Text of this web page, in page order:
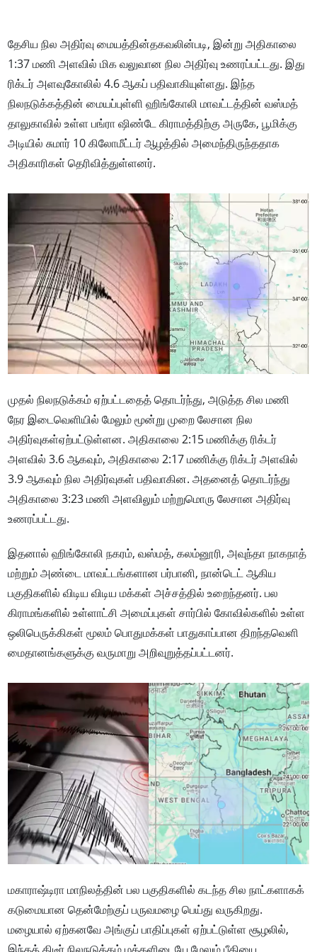
தேசிய நில அதிர்வு மையத்தின்தகவலின்படி, இன்று அதிகாலை
1:37 மணி அளவில் மிக வலுவான நில அதிர்வு உணரப்பட்டது. இது
ரிக்டர் அளவுகோலில் 4.6 ஆகப் பதிவாகியுள்ளது. இந்த
நிலநடுக்கத்தின் மையப்புள்ளி ஹிங்கோலி மாவட்டத்தின் வஸ்மத்
தாலுகாவில் உள்ள பங்ரா ஷிண்டே கிராமத்திற்கு அருகே, பூமிக்கு
அடியில் சுமார் 10 கிலோமீட்டர் ஆழத்தில் அமைந்திருந்ததாக
அதிகாரிகள் தெரிவித்துள்ளனர்.
முதல் நிலநடுக்கம் ஏற்பட்டதைத் தொடர்ந்து, அடுத்த சில மணி
நேர இடைவெளியில் மேலும் மூன்று முறை லேசான நில
அதிர்வுகள்ஏற்பட்டுள்ளன. அதிகாலை 2:15 மணிக்கு ரிக்டர்
அளவில் 3.6 ஆகவும், அதிகாலை 2:17 மணிக்கு ரிக்டர் அளவில்
3.9 ஆகவும் நில அதிர்வுகள் பதிவாகின. அதனைத் தொடர்ந்து
அதிகாலை 3:23 மணி அளவிலும் மற்றுமொரு லேசான அதிர்வு
உணரப்பட்டது.
இதனால் ஹிங்கோலி நகரம், வஸ்மத், கலம்னூரி, அவுந்தா நாகநாத்
மற்றும் அண்டை மாவட்டங்களான பர்பானி, நான்டெட் ஆகிய
பகுதிகளில் விடிய விடிய மக்கள் அச்சத்தில் உறைந்தனர். பல
கிராமங்களில் உள்ளாட்சி அமைப்புகள் சார்பில் கோவில்களில் உள்ள
ஒலிபெருக்கிகள் மூலம் பொதுமக்கள் பாதுகாப்பான திறந்தவெளி
மைதானங்களுக்கு வருமாறு அறிவுறுத்தப்பட்டனர்.
மகாராஷ்டிரா மாநிலத்தின் பல பகுதிகளில் கடந்த சில நாட்களாகக்
கடுமையான தென்மேற்குப் பருவமழை பெய்து வருகிறது.
மழையால் ஏற்கனவே அங்குப் பாதிப்புகள் ஏற்பட்டுள்ள சூழலில்,